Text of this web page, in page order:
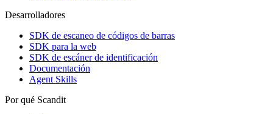
Desarrolladores
SDK de escaneo de códigos de barras
SDK para la web
SDK de escáner de identificación
Documentación
Agent Skills
Por qué Scandit